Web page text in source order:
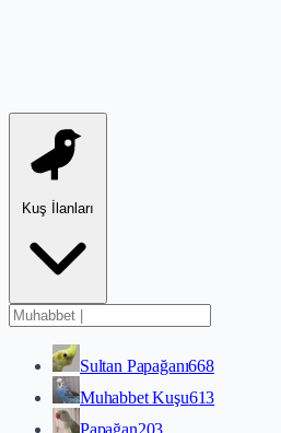
Kuş İlanları
Sultan Papağanı668
Muhabbet Kuşu613
Papağan203